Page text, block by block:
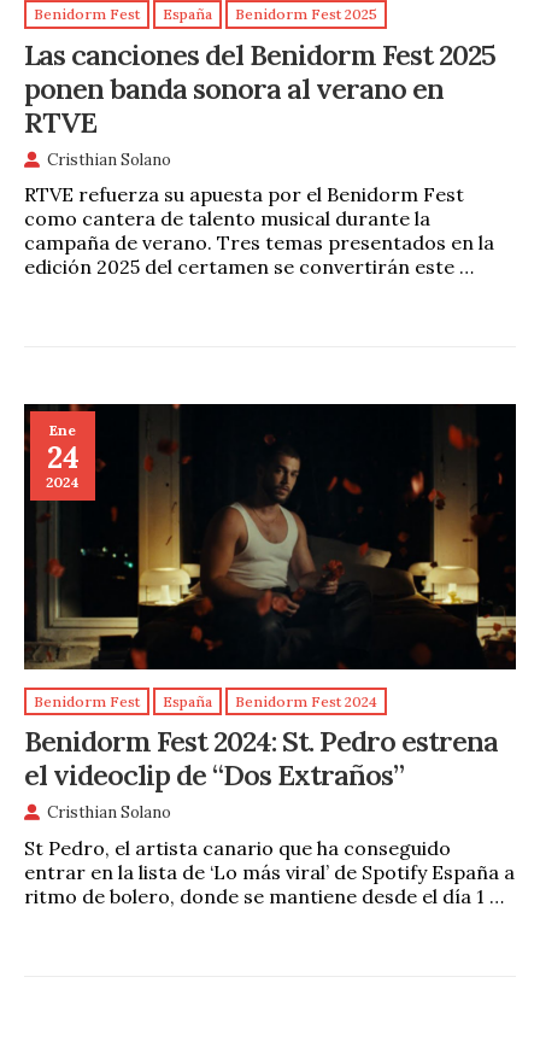
Benidorm Fest España Benidorm Fest 2025
Las canciones del Benidorm Fest 2025
ponen banda sonora al verano en
RTVE
Cristhian Solano
RTVE refuerza su apuesta por el Benidorm Fest
como cantera de talento musical durante la
campaña de verano. Tres temas presentados en la
edición 2025 del certamen se convertirán este …
Ene
24
2024
Benidorm Fest España Benidorm Fest 2024
Benidorm Fest 2024: St. Pedro estrena
el videoclip de “Dos Extraños”
Cristhian Solano
St Pedro, el artista canario que ha conseguido
entrar en la lista de ‘Lo más viral’ de Spotify España a
ritmo de bolero, donde se mantiene desde el día 1 …